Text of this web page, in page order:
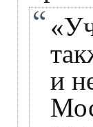
и